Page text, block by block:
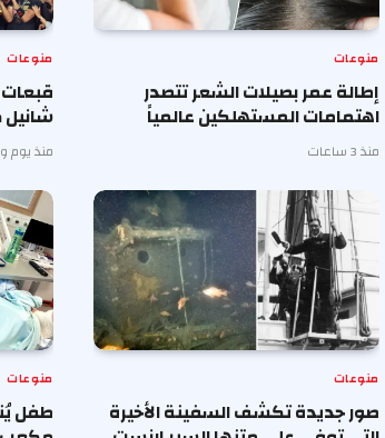
منوعات
إطالة عمر بصيلات الشعر تتصدر
اهتمامات المستهلكين عالمياً
منذ 3 ساعات
منوعات
شانيل
منذ يوم
منوعات
صور جديدة تكشف السفينة الأخيرة
منوعات
طفل